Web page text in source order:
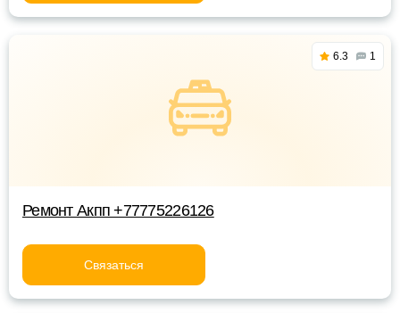
6.3 1
Ремонт Акпп +77775226126
Связаться